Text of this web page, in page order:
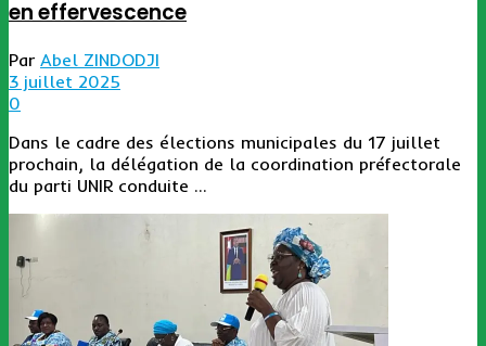
en effervescence
Par Abel ZINDODJI
3 juillet 2025
0
Dans le cadre des élections municipales du 17 juillet
prochain, la délégation de la coordination préfectorale
du parti UNIR conduite ...